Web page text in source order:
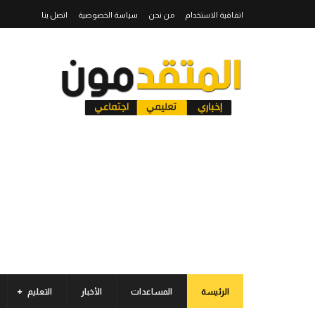
اتفاقية الاستخدام من نحن سياسة الخصوصية اتصل بنا
الرئيسة المساعدات الأخبار التعليم